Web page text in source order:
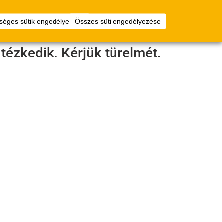
sütik engedélyezéseÖsszes süti engedélyezése
Virtuális
padlótervező
Bejelentkezés
Kérjük türelmét.